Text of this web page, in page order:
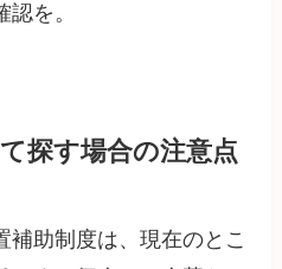
を。
探す場合の注意点
補助制度は、現在のとこ